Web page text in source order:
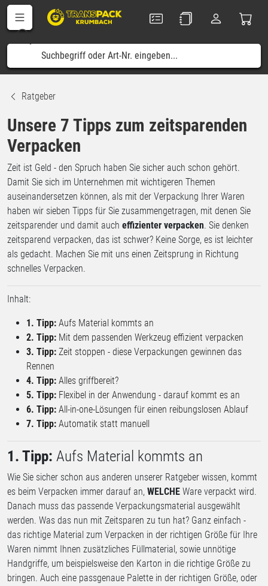
Ratgeber
Unsere 7 Tipps zum zeitsparenden
Verpacken
Zeit ist Geld - den Spruch haben Sie sicher auch schon gehört.
Damit Sie sich im Unternehmen mit wichtigeren Themen
auseinandersetzen können, als mit der Verpackung Ihrer Waren
haben wir sieben Tipps für Sie zusammengetragen, mit denen Sie
zeitsparender und damit auch effizienter verpacken. Sie denken
zeitsparend verpacken, das ist schwer? Keine Sorge, es ist leichter
als gedacht. Machen Sie mit uns einen Zeitsprung in Richtung
schnelles Verpacken.
Inhalt:
1. Tipp: Aufs Material kommts an
2. Tipp: Mit dem passenden Werkzeug effizient verpacken
3. Tipp: Zeit stoppen - diese Verpackungen gewinnen das
Rennen
4. Tipp: Alles griffbereit?
5. Tipp: Flexibel in der Anwendung - darauf kommt es an
6. Tipp: All-in-one-Lösungen für einen reibungslosen Ablauf
7. Tipp: Automatik statt manuell
1. Tipp: Aufs Material kommts an
Wie Sie sicher schon aus anderen unserer Ratgeber wissen, kommt
es beim Verpacken immer darauf an, WELCHE Ware verpackt wird.
Danach muss das passende Verpackungsmaterial ausgewählt
werden. Was das nun mit Zeitsparen zu tun hat? Ganz einfach -
das richtige Material zum Verpacken in der richtigen Größe für Ihre
Waren nimmt Ihnen zusätzliches Füllmaterial, sowie unnötige
Handgriffe, um beispielsweise den Karton in die richtige Größe zu
bringen. Auch eine passgenaue Palette in der richtigen Größe, oder